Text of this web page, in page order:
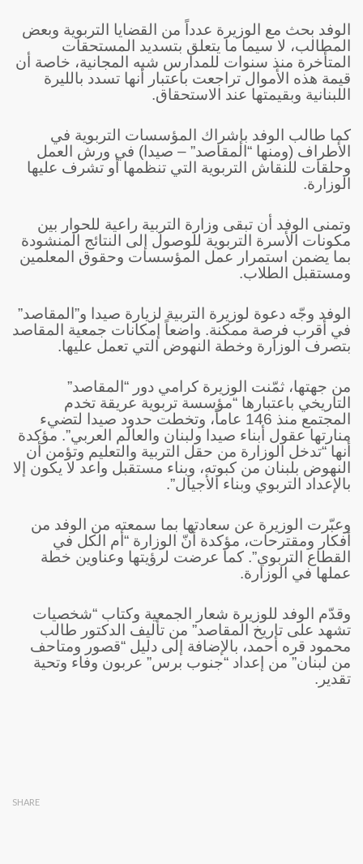
الوفد بحث مع الوزيرة عدداً من القضايا التربوية وبعض
المطالب، لا سيما ما يتعلق بتسديد المستحقات
المتأخرة منذ سنوات للمدارس شبه المجانية، خاصة أن
قيمة هذه الأموال تراجعت باعتبار أنها تسدد بالليرة
اللبنانية وبقيمتها عند الاستحقاق.
كما طالب الوفد بإشراك المؤسسات التربوية في
الأطراف (ومنها “المقاصد” – صيدا) في ورش العمل
وحلقات للنقاش التربوية التي تنظمها أو تشرف عليها
الوزارة.
وتمنى الوفد أن تبقى وزارة التربية راعية للحوار بين
مكونات الأسرة التربوية للوصول إلى النتائج المنشودة
بما يضمن استمرار عمل المؤسسات وحقوق المعلمين
ومستقبل الطلاب.
الوفد وجّه دعوة لوزيرة التربية لزيارة صيدا و”المقاصد”
في أقرب فرصة ممكنة. واضعاً إمكانات جمعية المقاصد
بتصرف الوزارة وخطة النهوض التي تعمل عليها.
من جهتها، ثمّنت الوزيرة كرامي دور “المقاصد”
التاريخي باعتبارها “مؤسسة تربوية عريقة تخدم
المجتمع منذ 146 عاماً، وتخطت حدود صيدا لتضيء
منارتها عقول أبناء صيدا ولبنان والعالم العربي”. مؤكدة
أنها “تدخل الوزارة من حقل التربية والتعليم وتؤمن أن
النهوض بلبنان من كبوته، وبناء مستقبل واعد لا يكون إلا
بالإعداد التربوي وبناء الأجيال”.
وعبّرت الوزيرة عن سعادتها بما سمعته من الوفد من
أفكار ومقترحات، مؤكدة أنّ الوزارة “أم الكل في
القطاع التربوي”. كما عرضت لرؤيتها وعناوين خطة
عملها في الوزارة.
وقدّم الوفد للوزيرة شعار الجمعية وكتاب “شخصيات
تشهد على تاريخ المقاصد” من تأليف الدكتور طالب
محمود قره أحمد، بالإضافة إلى دليل “قصور ومتاحف
من لبنان” من إعداد “جنوب برس” عربون وفاء وتحية
تقدير.
SHARE